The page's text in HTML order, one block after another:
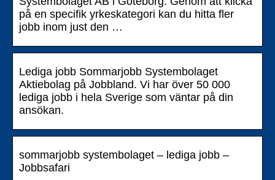
på en specifik yrkeskategori kan du hitta fler
jobb inom just den …
Lediga jobb Sommarjobb Systembolaget
Aktiebolag på Jobbland. Vi har över 50 000
lediga jobb i hela Sverige som väntar på din
ansökan.
sommarjobb systembolaget – lediga jobb –
Jobbsafari